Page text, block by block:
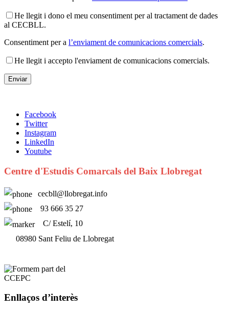
He llegit i dono el meu consentiment per al tractament de dades
al CECBLL.
Consentiment per a l’enviament de comunicacions comercials.
He llegit i accepto l'enviament de comunicacions comercials.
Facebook
Twitter
Instagram
LinkedIn
Youtube
Centre d'Estudis Comarcals del Baix Llobregat
cecbll@llobregat.info
93 666 35 27
C/ Estelí, 10
08980 Sant Feliu de Llobregat
Enllaços d’interès